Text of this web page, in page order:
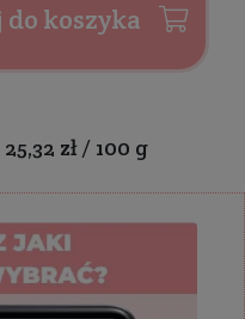
do koszyka
zł / 100 g